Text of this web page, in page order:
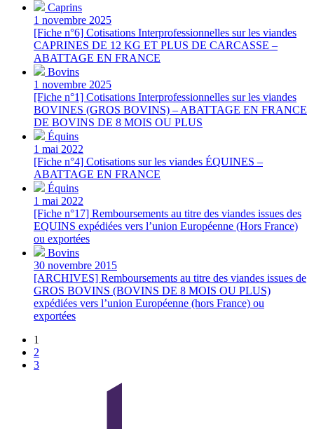
Caprins
1 novembre 2025
[Fiche n°6] Cotisations Interprofessionnelles sur les viandes
CAPRINES DE 12 KG ET PLUS DE CARCASSE –
ABATTAGE EN FRANCE
Bovins
1 novembre 2025
[Fiche n°1] Cotisations Interprofessionnelles sur les viandes
BOVINES (GROS BOVINS) – ABATTAGE EN FRANCE
DE BOVINS DE 8 MOIS OU PLUS
Équins
1 mai 2022
[Fiche n°4] Cotisations sur les viandes ÉQUINES –
ABATTAGE EN FRANCE
Équins
1 mai 2022
[Fiche n°17] Remboursements au titre des viandes issues des
EQUINS expédiées vers l’union Européenne (Hors France)
ou exportées
Bovins
30 novembre 2015
[ARCHIVES] Remboursements au titre des viandes issues de
GROS BOVINS (BOVINS DE 8 MOIS OU PLUS)
expédiées vers l’union Européenne (hors France) ou
exportées
1
2
3